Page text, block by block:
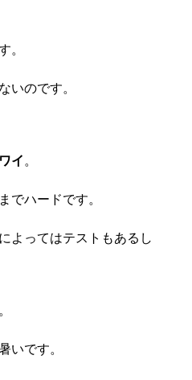
。
いのです。
イ 。
でハードです。
よってはテストもあるし
いです。